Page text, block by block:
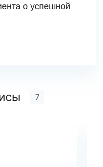
о успешной
7